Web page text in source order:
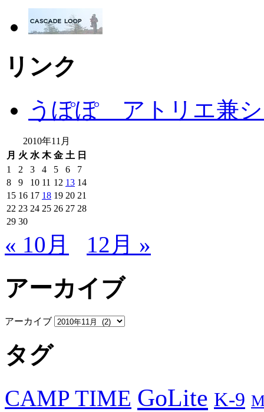
リンク
うぽぽ アトリエ兼
2010年11月
月 火 水 木 金 土 日
1
2 3 4 5 6
7
8
9 10 11 12 13 14
15 16 17 18 19 20 21
22 23 24 25 26 27 28
29 30
« 10月 12月 »
アーカイブ
アーカイブ
タグ
CAMP TIME GoLite K-9